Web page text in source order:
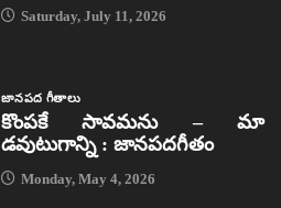
Saturday, July 11, 2026
జానపద గీతాలు
కొంపకే సావమను – మా
డవుటుగాన్ని : జానపదగీతం
Monday, May 4, 2026